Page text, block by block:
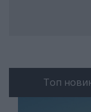
Топ